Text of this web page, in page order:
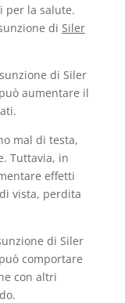
per la salute.
di Siler
di Siler
aumentare il
mal di testa,
Tuttavia, in
effetti
vista, perdita
di Siler
comportare
con altri